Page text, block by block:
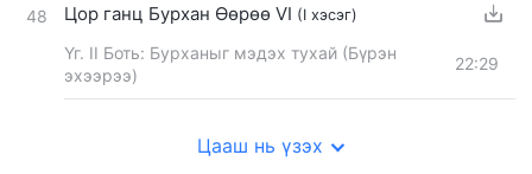
48 Цор ганц Бурхан Өөрөө VI (I хэсэг)
Үг. II Боть: Бурханыг мэдэх тухай (Бүрэн
эхээрээ)
22:29
Цааш нь үзэх